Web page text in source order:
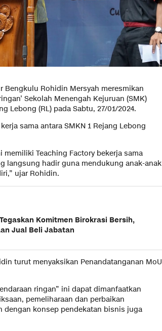
Bengkulu Rohidin Mersyah meresmikan
Sekolah Menengah Kejuruan (SMK)
Lebong (RL) pada Sabtu, 27/01/2024.
sama antara SMKN 1 Rejang Lebong
memiliki Teaching Factory bekerja sama
langsung hadir guna mendukung anak-anak
ujar Rohidin.
Komitmen Birokrasi Bersih,
Jual Beli Jabatan
turut menyaksikan Penandatanganan MoU
ringan” ini dapat dimanfaatkan
pemeliharaan dan perbaikan
dengan konsep pendekatan bisnis juga